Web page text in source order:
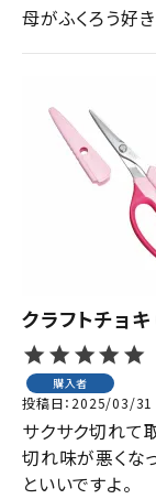
母がふくろう好
クラフトチョキ
購入者
投稿日 2025/03/31
サクサク切れて
切れ味が悪くな
といいですよ。